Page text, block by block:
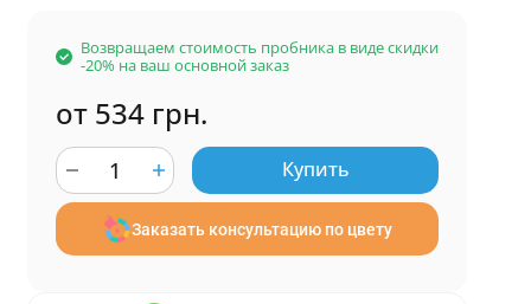
Возвращаем стоимость пробника в виде скидки
-20% на ваш основной заказ
от 534 грн.
Купить
Заказать консультацию по цвету